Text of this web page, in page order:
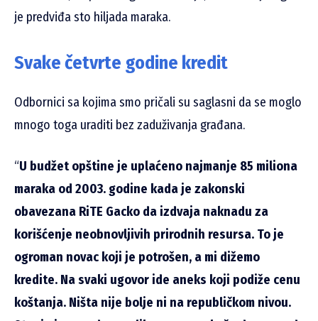
je predviđa sto hiljada maraka.
Svake četvrte godine kredit
Odbornici sa kojima smo pričali su saglasni da se moglo
mnogo toga uraditi bez zaduživanja građana.
“U budžet opštine je uplaćeno najmanje 85 miliona
maraka od 2003. godine kada je zakonski
obavezana RiTE Gacko da izdvaja naknadu za
korišćenje neobnovljivih prirodnih resursa. To je
ogroman novac koji je potrošen, a mi dižemo
kredite. Na svaki ugovor ide aneks koji podiže cenu
koštanja. Ništa nije bolje ni na republičkom nivou.